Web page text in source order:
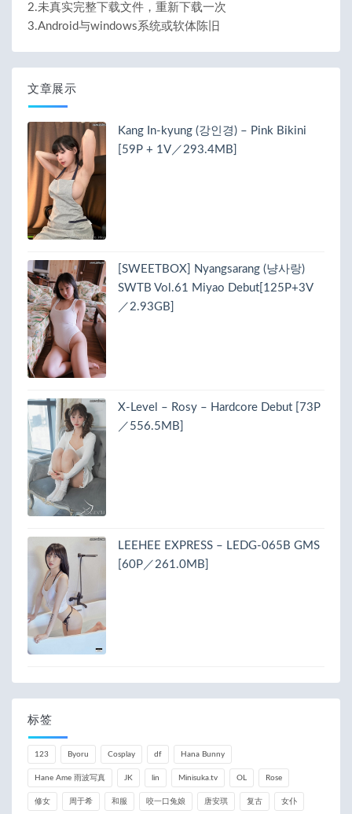
2.未真实完整下载文件，重新下载一次
3.Android与windows系统或软体陈旧
文章展示
Kang In-kyung (강인경) – Pink Bikini
[59P + 1V／293.4MB]
[SWEETBOX] Nyangsarang (냥사랑)
SWTB Vol.61 Miyao Debut[125P+3V
／2.93GB]
X-Level – Rosy – Hardcore Debut [73P
／556.5MB]
LEEHEE EXPRESS – LEDG-065B GMS
[60P／261.0MB]
标签
123 Byoru Cosplay df Hana Bunny
Hane Ame 雨波写真 JK lin Minisuka.tv OL Rose
修女 周于希 和服 咬一口兔娘 唐安琪 复古 女仆